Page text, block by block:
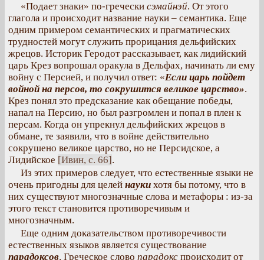
«Подает знаки» по-гречески сэмайнэй. От этого
глагола и происходит название науки – семантика. Еще
одним примером семантических и прагматических
трудностей могут служить прорицания дельфийских
жрецов. Историк Геродот рассказывает, как лидийский
царь Крез вопрошал оракула в Дельфах, начинать ли ему
войну с Персией, и получил ответ: «Если царь пойдет
войной на персов, то сокрушится великое царство».
Крез понял это предсказание как обещание победы,
напал на Персию, но был разгромлен и попал в плен к
персам. Когда он упрекнул дельфийских жрецов в
обмане, те заявили, что в войне действительно
сокрушено великое царство, но не Персидское, а
Лидийское [Ивин, с. 66].
Из этих примеров следует, что естественные языки не
очень пригодны для целей науки хотя бы потому, что в
них существуют многозначные слова и метафоры : из-за
этого текст становится противоречивым и
многозначным.
Еще одним доказательством противоречивости
естественных языков является существование
парадоксов. Греческое слово парадокс происходит от